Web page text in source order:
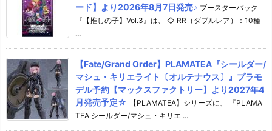
ード】より2026年8月7日発売♪ ブースターパック
『【推しの子】Vol.3』は、 ◇ RR（ダブルレア）：10種
...
【Fate/Grand Order】PLAMATEA『シールダー/
マシュ・キリエライト〔オルテナウス〕』プラモ
デル予約【マックスファクトリー】より2027年4
月発売予定☆
【PLAMATEA】シリーズに、 『PLAMA
TEA シールダー/マシュ・キリエ ...